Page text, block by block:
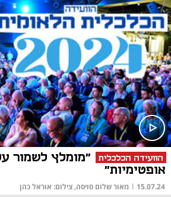
הוועידה הכלכלית
"מומלץ לשמור
אופטימיות"
15.07.24
| מאור שלום סויסה, צילום: אוראל כהן